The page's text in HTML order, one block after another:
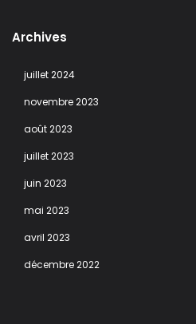
Archives
juillet 2024
novembre 2023
août 2023
juillet 2023
juin 2023
mai 2023
avril 2023
décembre 2022